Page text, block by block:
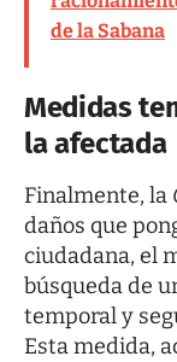
de la Sabana
Medidas
la afectada
Finalmente, la
daños que
ciudadana, el
búsqueda de
temporal y
Esta medida,